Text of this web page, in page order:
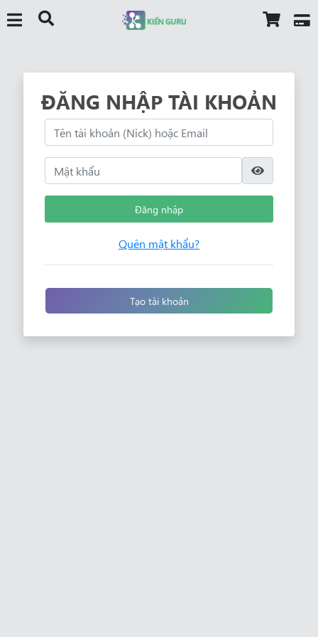
ĐĂNG NHẬP TÀI KHOẢN
Đăng nhập
Quên mật khẩu?
Tạo tài khoản